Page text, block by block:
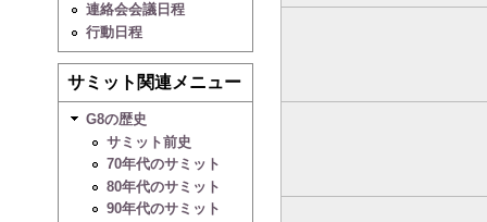
連絡会会議日程
行動日程
サミット関連メニュー
G8の歴史
サミット前史
70年代のサミット
80年代のサミット
90年代のサミット